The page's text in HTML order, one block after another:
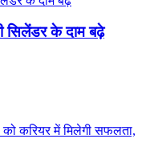
सिलेंडर के दाम बढ़े